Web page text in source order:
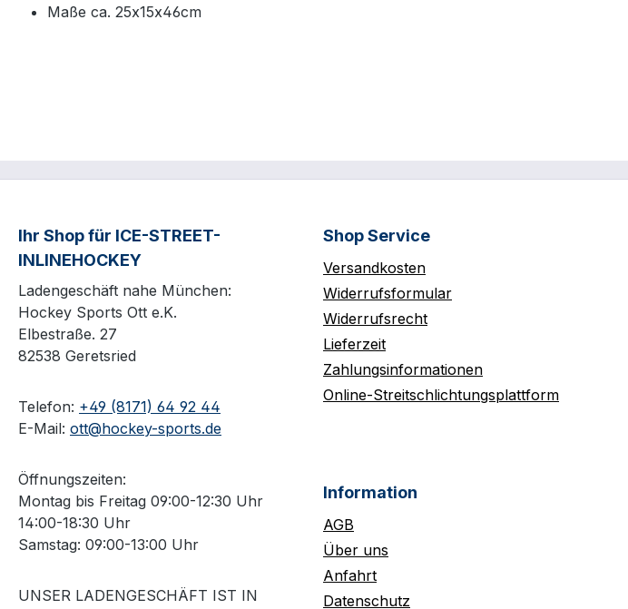
Maße ca. 25x15x46cm
Ihr Shop für ICE-STREET-
INLINEHOCKEY
Ladengeschäft nahe München:
Hockey Sports Ott e.K.
Elbestraße. 27
82538 Geretsried
Telefon: +49 (8171) 64 92 44
E-Mail: ott@hockey-sports.de
Öffnungszeiten:
Montag bis Freitag 09:00-12:30 Uhr
14:00-18:30 Uhr
Samstag: 09:00-13:00 Uhr
UNSER LADENGESCHÄFT IST IN
Shop Service
Versandkosten
Widerrufsformular
Widerrufsrecht
Lieferzeit
Zahlungsinformationen
Online-Streitschlichtungsplattform
Information
AGB
Über uns
Anfahrt
Datenschutz